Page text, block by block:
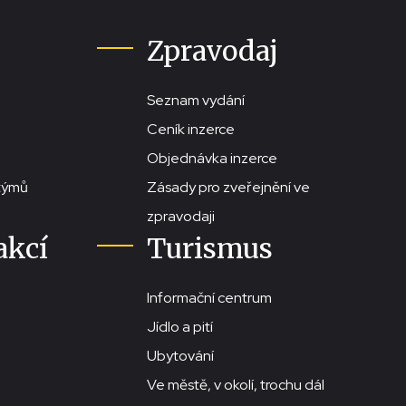
Zpravodaj
Seznam vydání
Ceník inzerce
Objednávka inzerce
Zásady pro zveřejnění ve
zpravodaji
Turismus
Informační centrum
Jídlo a pití
Ubytování
Ve městě, v okolí, trochu dál